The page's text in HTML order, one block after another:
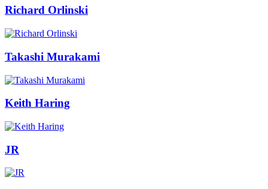
Richard Orlinski
Takashi Murakami
Keith Haring
JR